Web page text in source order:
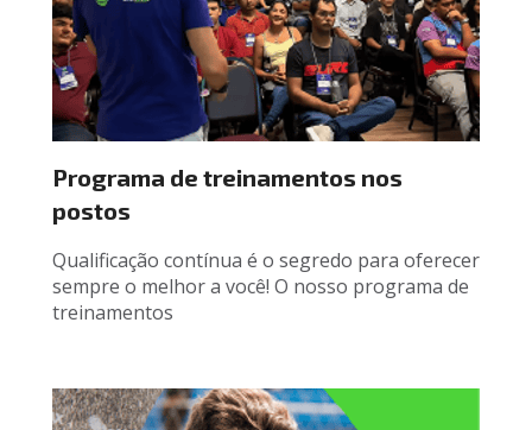
Programa de treinamentos nos
postos
Qualificação contínua é o segredo para oferecer
sempre o melhor a você! O nosso programa de
treinamentos